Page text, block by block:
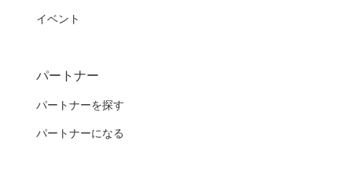
イベント
パートナー
パートナーを探す
パートナーになる